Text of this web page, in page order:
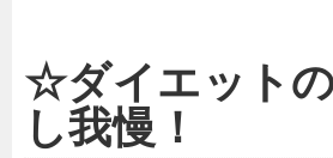
☆ダイエット
し我慢！